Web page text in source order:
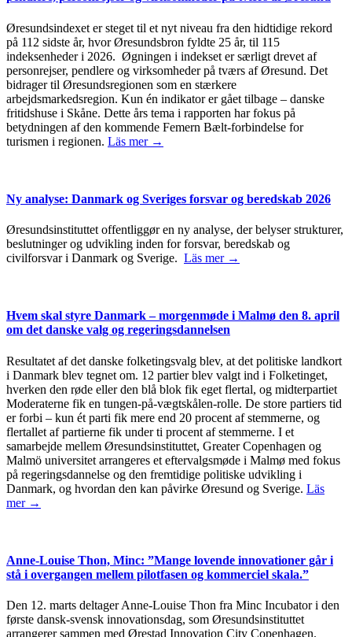
Øresundsindexet er steget til et nyt niveau fra den hidtidige rekord
på 112 sidste år, hvor Øresundsbron fyldte 25 år, til 115
indeksenheder i 2026. Øgningen i indekset er særligt drevet af
personrejser, pendlere og virksomheder på tværs af Øresund. Det
bidrager til Øresundsregionen som en stærkere
arbejdsmarkedsregion. Kun én indikator er gået tilbage – danske
fritidshuse i Skåne. Dette års tema i rapporten har fokus på
betydningen af den kommende Femern Bælt-forbindelse for
turismen i regionen. Läs mer →
Ny analyse: Danmark og Sveriges forsvar og beredskab 2026
Øresundsinstituttet offentliggør en ny analyse, der belyser strukturer,
beslutninger og udvikling inden for forsvar, beredskab og
civilforsvar i Danmark og Sverige. Läs mer →
Hvem skal styre Danmark – morgenmøde i Malmø den 8. april
om det danske valg og regeringsdannelsen
Resultatet af det danske folketingsvalg blev, at det politiske landkort
i Danmark blev tegnet om. 12 partier blev valgt ind i Folketinget,
hverken den røde eller den blå blok fik eget flertal, og midterpartiet
Moderaterne fik en tungen-på-vægtskålen-rolle. De store partiers tid
er forbi – kun ét parti fik mere end 20 procent af stemmerne, og
flertallet af partierne fik under ti procent af stemmerne. I et
samarbejde mellem Øresundsinstituttet, Greater Copenhagen og
Malmö universitet arrangeres et eftervalgsmøde i Malmø med fokus
på regeringsdannelse og den fremtidige politiske udvikling i
Danmark, og hvordan den kan påvirke Øresund og Sverige. Läs
mer →
Anne-Louise Thon, Minc: ”Mange lovende innovationer går i
stå i overgangen mellem pilotfasen og kommerciel skala.”
Den 12. marts deltager Anne-Louise Thon fra Minc Incubator i den
første dansk-svensk innovationsdag, som Øresundsinstituttet
arrangerer sammen med Ørestad Innovation City Copenhagen.